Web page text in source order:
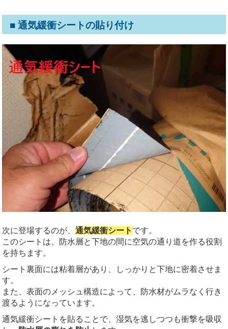
■ 通気緩衝シートの貼り付け
次に登場するのが、通気緩衝シート です。
このシートは、防水層と下地の間に空気の通り道を作る役割
を持ちます。
シート裏面には粘着層があり、しっかりと下地に密着させま
す。
また、表面のメッシュ構造によって、防水材がムラなく行き
渡るようになっています。
通気緩衝シートを貼ることで、湿気を逃しつつも衝撃を吸収